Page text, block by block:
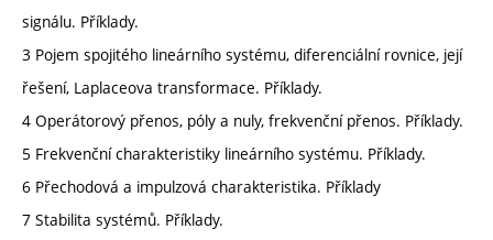
signálu. Příklady.
3 Pojem spojitého lineárního systému, diferenciální rovnice, její
řešení, Laplaceova transformace. Příklady.
4 Operátorový přenos, póly a nuly, frekvenční přenos. Příklady.
5 Frekvenční charakteristiky lineárního systému. Příklady.
6 Přechodová a impulzová charakteristika. Příklady
7 Stabilita systémů. Příklady.